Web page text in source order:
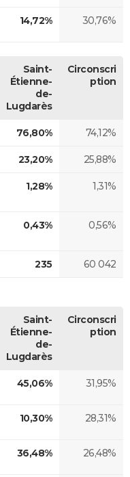
14,72% 30,76%
Saint-
Étienne-
de-
Lugdarès
Circonscri
ption
76,80% 74,12%
23,20% 25,88%
1,28% 1,31%
0,43% 0,56%
235 60 042
Saint-
Étienne-
de-
Lugdarès
Circonscri
ption
45,06% 31,95%
10,30% 28,31%
36,48% 26,48%